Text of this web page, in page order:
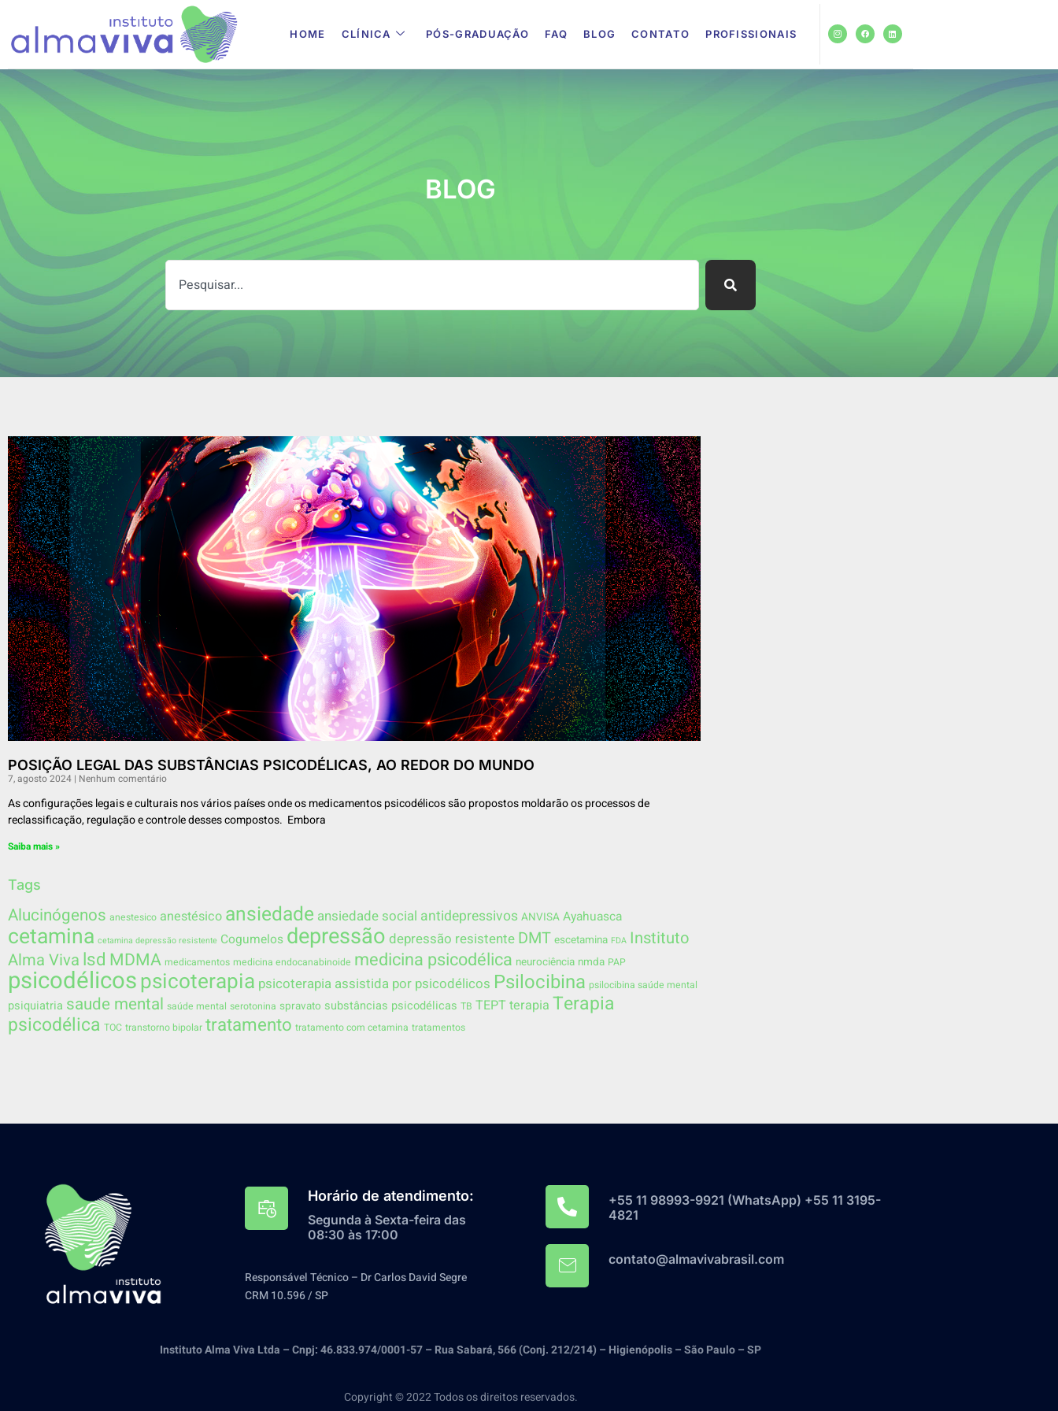
Instituto Alma Viva
HOME CLÍNICA PÓS-GRADUAÇÃO FAQ BLOG CONTATO PROFISSIONAIS
BLOG
POSIÇÃO LEGAL DAS SUBSTÂNCIAS PSICODÉLICAS, AO REDOR DO MUNDO
7, agosto 2024 Nenhum comentário
As configurações legais e culturais nos vários países onde os medicamentos psicodélicos são propostos moldarão os processos de
reclassificação, regulação e controle desses compostos. Embora
Saiba mais »
Tags
Alucinógenos anestesico anestésico ansiedade ansiedade social antidepressivos ANVISA Ayahuasca
cetamina cetamina depressão resistente Cogumelos depressão depressão resistente DMT escetamina FDA Instituto
Alma Viva lsd MDMA medicamentos medicina endocanabinoide medicina psicodélica neurociência nmda PAP
psicodélicospsicoterapia psicoterapia assistida por psicodélicos Psilocibina psilocibina saúde mental
psiquiatria saude mental saúde mental serotonina spravato substâncias psicodélicas TB TEPTterapia Terapia
psicodélica TOC transtorno bipolar tratamento tratamento com cetamina tratamentos
Horário de atendimento:
Segunda à Sexta-feira das
08:30 às 17:00
Responsável Técnico – Dr Carlos David Segre
CRM 10.596 / SP
+55 11 98993-9921‬ (WhatsApp) +55 11 3195-
4821
contato@almavivabrasil.com
Instituto Alma Viva Ltda – Cnpj: 46.833.974/0001-57 – Rua Sabará, 566 (Conj. 212/214) – Higienópolis – São Paulo – SP
Copyright © 2022 Todos os direitos reservados.